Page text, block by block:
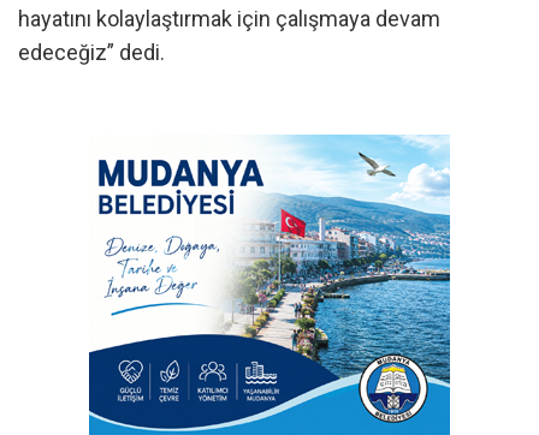
hayatını kolaylaştırmak için çalışmaya devam
edeceğiz” dedi.